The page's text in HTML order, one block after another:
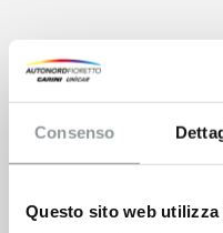
Consenso
Questo sito web utilizza